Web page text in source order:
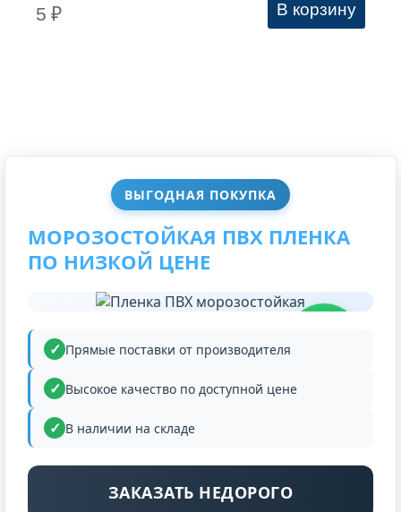
ВЫГОДНАЯ ПОКУПКА
МОРОЗОСТОЙКАЯ ПВХ ПЛЕНКА
ПО НИЗКОЙ ЦЕНЕ
Прямые поставки от производителя
Высокое качество по доступной цене
В наличии на складе
ЗАКАЗАТЬ НЕДОРОГО
5 ₽ В корзину